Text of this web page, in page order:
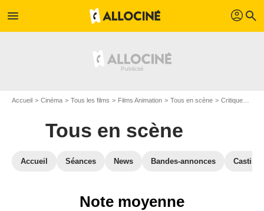
menu profil search
Accueil Cinéma Tous les films Films Animation Tous en scène Critiques Tous en scène
Tous en scène
Accueil Séances News Bandes-annonces Casting
Note moyenne